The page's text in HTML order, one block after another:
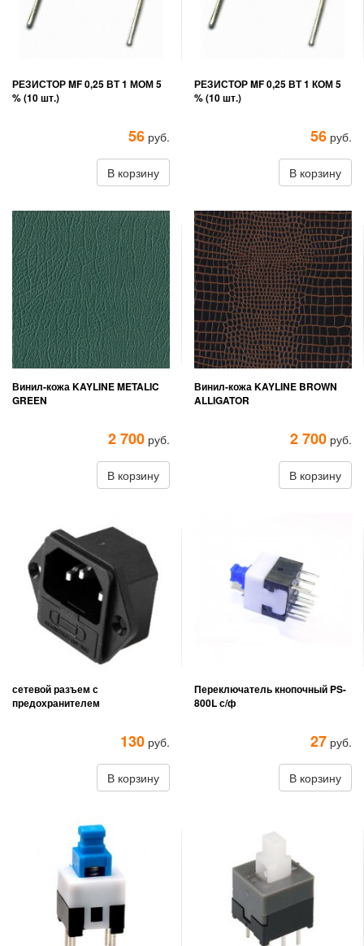
РЕЗИСТОР MF 0,25 ВТ 1 МОМ 5
% (10 шт.)
56 руб.
В корзину
РЕЗИСТОР MF 0,25 ВТ 1 КОМ 5
% (10 шт.)
56 руб.
В корзину
Винил-кожа KAYLINE METALIC
GREEN
2 700 руб.
В корзину
Винил-кожа KAYLINE BROWN
ALLIGATOR
2 700 руб.
В корзину
сетевой разъем с
предохранителем
130 руб.
В корзину
Переключатель кнопочный PS-
800L с/ф
27 руб.
В корзину